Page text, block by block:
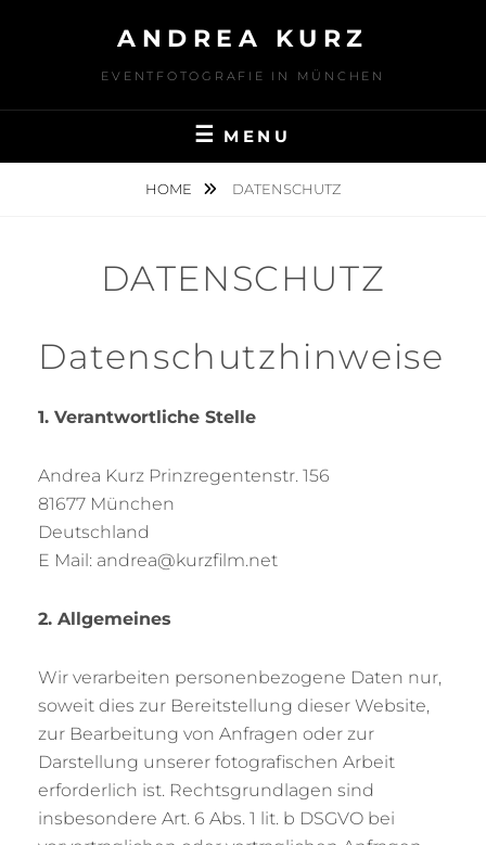
ANDREA KURZ
EVENTFOTOGRAFIE IN MÜNCHEN
MENU
HOME DATENSCHUTZ
DATENSCHUTZ
Datenschutzhinweise
1. Verantwortliche Stelle
Andrea Kurz Prinzregentenstr. 156
81677 München
Deutschland
E Mail: andrea@kurzfilm.net
2. Allgemeines
Wir verarbeiten personenbezogene Daten nur,
soweit dies zur Bereitstellung dieser Website,
zur Bearbeitung von Anfragen oder zur
Darstellung unserer fotografischen Arbeit
erforderlich ist. Rechtsgrundlagen sind
insbesondere Art. 6 Abs. 1 lit. b DSGVO bei